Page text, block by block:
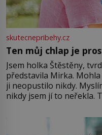
skutecnepribehy.cz
Ten můj chlap je
Jsem holka Štěstěny,
představila Mirka.
ji neopustilo nikdy.
nikdy jsem jí to neřekla.
Jsme spolu moc rádi